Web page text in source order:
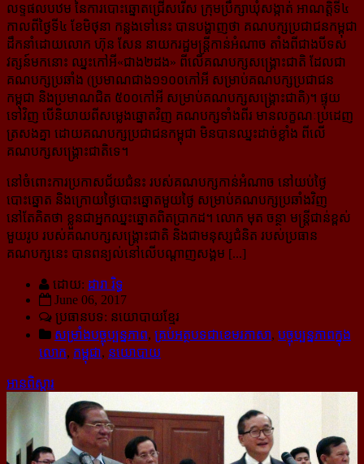
លទ្ទផលបឋម នៃការបោះឆ្នោតជ្រើសរើស ក្រុមប្រឹក្សាឃុំសង្កាត់ អាណត្តិទី៤
កាលពីថ្ងៃទី៤ ខែមិថុនា កន្លងទៅនេះ បានបង្ហាញថា គណបក្សប្រជាជនកម្ពុជា
ដឹកនាំដោយលោក ហ៊ុន សែន នាយករដ្ឋមន្ត្រីកាន់អំណាច តាំងពីជាងបីទស
វត្សន៍មកនោះ ឈ្នះកៅអី«ជាង២ដង» ពីលើគណបក្សសង្គ្រោះជាតិ ដែលជា
គណបក្សប្រឆាំង (ប្រមាណជាង១១០០កៅអី សម្រាប់គណបក្សប្រជាជន
កម្ពុជា និងប្រមាណជិត ៥០០កៅអី សម្រាប់គណបក្សសង្គ្រោះជាតិ)។ ផ្ទុយ
ទៅវិញ បើនិយាយពីសម្លេងឆ្នោតវិញ គណបក្សទាំងពីរ មានលក្ខណៈប្រដេញ
ត្រសងគ្នា ដោយគណបក្សប្រជាជនកម្ពុជា មិនបានឈ្នះដាច់ខ្លាំង ពីលើ
គណបក្សសង្គ្រោះជាតិទេ។
នៅចំពោះការប្រកាសជ័យជំនះ របស់គណបក្សកាន់អំណាច នៅយប់ថ្ងៃ
បោះឆ្នោត និងក្រោយថ្ងៃបោះឆ្នោតមួយថ្ងៃ សម្រាប់គណបក្សប្រឆាំងវិញ
នៅតែគិតថា ខ្លួនជាអ្នកឈ្នះឆ្នោតពិតប្រាកដ។ លោក មុត ចន្ថា មន្ត្រីជាន់ខ្ពស់
មួយរូប របស់គណបក្សសង្គ្រោះជាតិ និងជាមនុស្សជំនិត របស់ប្រធាន
គណបក្សនេះ បានពន្យល់នៅលើបណ្ដាញសង្គម [...]
ដោយ: ដារា រិទ្ធ
June 06, 2017
ប្រធានបទ: នយោបាយខ្មែរ
សម្រាំងបច្ចុប្បន្នភាព, គ្រប់អត្ថបទជាខេមរភាសា, បច្ចុប្បន្នភាពក្នុង
លោក, កម្ពុជា, នយោបាយ
អានពិស្ដារ